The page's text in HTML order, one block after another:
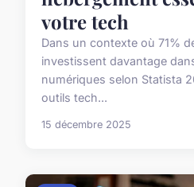
votre tech
Dans un contexte où 71%
investissent davantage
numériques selon Statista
outils tech...
15 décembre 2025